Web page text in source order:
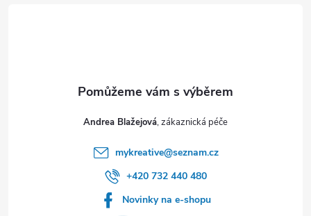
Andrea Blažejová
mykreative@seznam.cz
+420 732 440 480
Novinky na e-shopu